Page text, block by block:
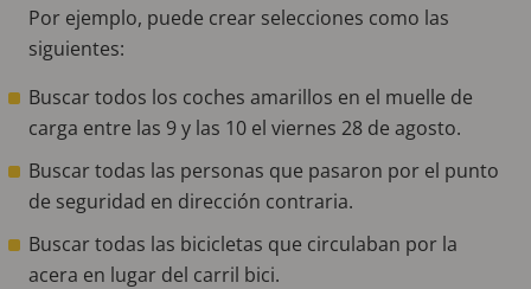
Por ejemplo, puede crear selecciones como las
siguientes:
Buscar todos los coches amarillos en el muelle de
carga entre las 9 y las 10 el viernes 28 de agosto.
Buscar todas las personas que pasaron por el punto
de seguridad en dirección contraria.
Buscar todas las bicicletas que circulaban por la
acera en lugar del carril bici.